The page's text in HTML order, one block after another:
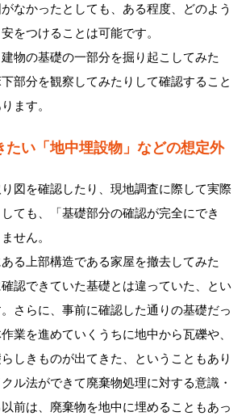
なかったとしても、ある程度、どのよう
をつけることは可能です。
物の基礎の一部分を掘り起こしてみた
部分を観察してみたりして確認すること
ます。
たい「地中埋設物」などの想定外
図を確認したり、現地調査に際して実際
ても、「基礎部分の確認が完全にでき
せん。
る上部構造である家屋を撤去してみた
認できていた基礎とは違っていた、とい
さらに、事前に確認した通りの基礎だっ
業を進めていくうちに地中から瓦礫や、
しきものが出てきた、ということもあり
ル法ができて廃棄物処理に対する意識・
前は、廃棄物を地中に埋めることもあっ